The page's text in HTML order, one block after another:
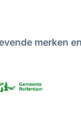
merken